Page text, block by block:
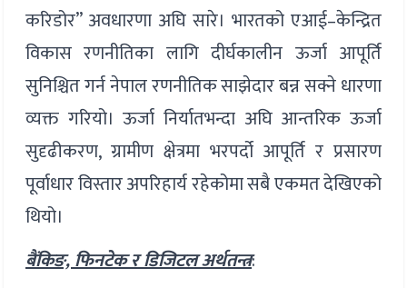
करिडोर” अवधारणा अघि सारे। भारतको एआई–केन्द्रित
विकास रणनीतिका लागि दीर्घकालीन ऊर्जा आपूर्ति
सुनिश्चित गर्न नेपाल रणनीतिक साझेदार बन्न सक्ने धारणा
व्यक्त गरियो। ऊर्जा निर्यातभन्दा अघि आन्तरिक ऊर्जा
सुदृढीकरण, ग्रामीण क्षेत्रमा भरपर्दो आपूर्ति र प्रसारण
पूर्वाधार विस्तार अपरिहार्य रहेकोमा सबै एकमत देखिएको
थियो।
बैंकिङ, फिनटेक र डिजिटल अर्थतन्त्र: